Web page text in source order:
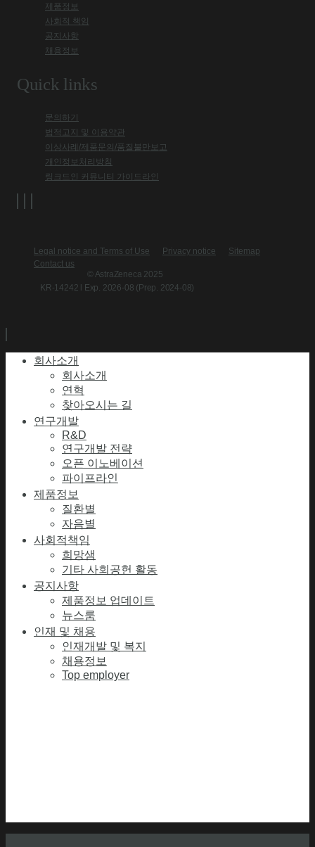
제품정보
사회적 책임
공지사항
채용정보
Quick links
문의하기
법적고지 및 이용약관
이상사례/제품문의/품질불만보고
개인정보처리방침
링크드인 커뮤니티 가이드라인
Legal notice and Terms of Use Privacy notice
Sitemap
Contact us
© AstraZeneca 2025
KR-14242 l Exp. 2026-08 (Prep. 2024-08)
회사소개
회사소개
연혁
찾아오시는 길
연구개발
R&D
연구개발 전략
오픈 이노베이션
파이프라인
제품정보
질환별
자음별
사회적책임
희망샘
기타 사회공헌 활동
공지사항
제품정보 업데이트
뉴스룸
인재 및 채용
인재개발 및 복지
채용정보
Top employer